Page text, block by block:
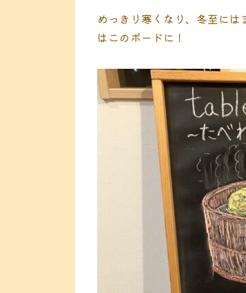
めっきり寒くなり、冬至に
はこのボードに！